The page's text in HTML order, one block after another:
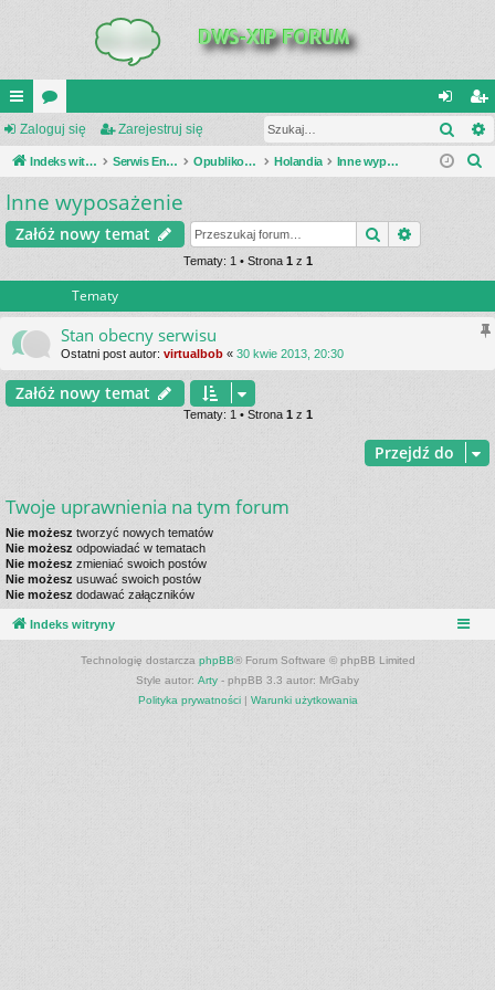
UI
C
K
_L
or
a
al
og
ar
ej
ę
Zaloguj się Zarejestruj się
Indeks witryny Serwis Encyklopedia Uzbrojenia Opublikowane zestawienia Holandia Inne wyposażenie
j
Inne wyposażenie
Załóż nowy temat Szukaj
Tematy: 1 • Strona 1 z 1
Tematy
Stan obecny serwisu
Ostatni post autor: virtualbob « 30 kwie 2013, 20:30
Załóż nowy temat
Tematy: 1 • Strona 1 z 1
Przejdź do
Twoje uprawnienia na tym forum
Nie możesz tworzyć nowych tematów
Nie możesz odpowiadać w tematach
Nie możesz zmieniać swoich postów
Nie możesz usuwać swoich postów
Nie możesz dodawać załączników
Indeks witryny
Technologię dostarcza phpBB® Forum Software © phpBB Limited
Style autor: Arty - phpBB 3.3 autor: MrGaby
Polityka prywatności| Warunki użytkowania